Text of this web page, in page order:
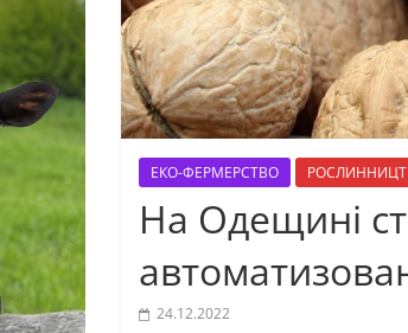
ЕКО-ФЕРМЕРСТВО
На Одещині
24.12.2022